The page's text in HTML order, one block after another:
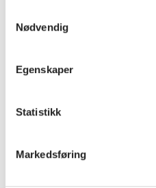
Nødvendig
Egenskaper
Statistikk
Markedsføring
I 1931 flyttet
parsellen på Nedre Lund.